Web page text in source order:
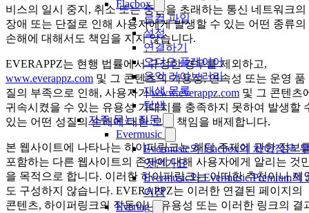
Flacbox
로컬 파일
설정
연결하기
오디오 플레이어
음악 라이브러리
재생 목록
탐색
자주 묻는 질문
Evermusic
Evermusic와 Flacbox의 차이점은
엇인가요
Evermusic와 Evermusic Premium의
이점
Evertag
비스의 일시 중지, 취소 또는 중단을 초래하는 통신 네트워크의
장애 또는 단절로 인해 사용자에게 발생할 수 있는 어떤 종류의
손해에 대해서도 책임을 지지 않습니다.
EVERAPPZ는 현행 법률에서 규정한 경우를 제외하고,
www.everappz.com 및 그 콘텐츠의 가용성, 연속성 또는 운영 품
질의 부족으로 인해, 사용자가www.everappz.com 및 그 콘텐츠
귀속시켰을 수 있는 유용성 기대치를 충족하지 못하여 발생할
있는 어떤 성질의 손해에 대한 모든 책임을 배제합니다.
본 웹사이트에 나타나는 하이퍼링크는 해당 주제에 관한 정보
포함하는 다른 웹사이트의 존재에 대해 사용자에게 알리는 것
을 목적으로 합니다. 이러한 하이퍼링크는 어떠한 추천이나 제
도 구성하지 않습니다. EVERAPPZ는 이러한 연결된 페이지의
콘텐츠, 하이퍼링크의 작동이나 유용성 또는 이러한 링크의 결